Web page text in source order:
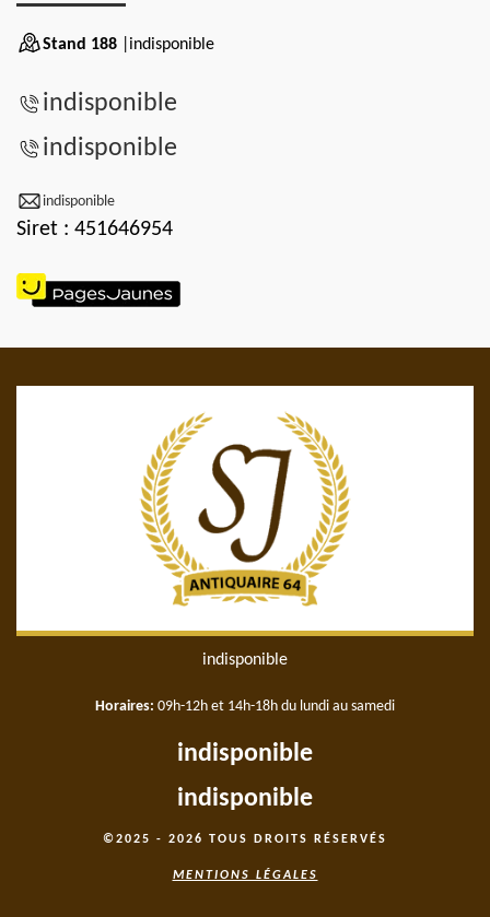
Stand 188 |indisponible
indisponible
indisponible
indisponible
Siret : 451646954
indisponible
Horaires: 09h-12h et 14h-18h du lundi au samedi
indisponible
indisponible
©2025 - 2026 TOUS DROITS RÉSERVÉS
MENTIONS LÉGALES